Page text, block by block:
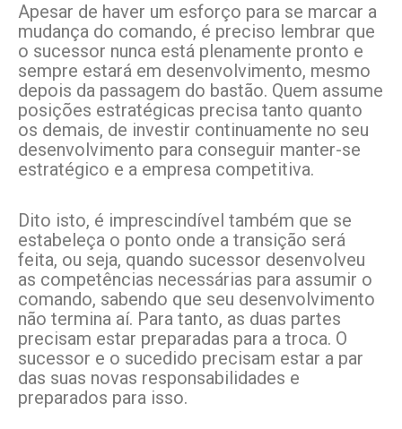
Apesar de haver um esforço para se marcar a
mudança do comando, é preciso lembrar que
o sucessor nunca está plenamente pronto e
sempre estará em desenvolvimento, mesmo
depois da passagem do bastão. Quem assume
posições estratégicas precisa tanto quanto
os demais, de investir continuamente no seu
desenvolvimento para conseguir manter-se
estratégico e a empresa competitiva.
Dito isto, é imprescindível também que se
estabeleça o ponto onde a transição será
feita, ou seja, quando sucessor desenvolveu
as competências necessárias para assumir o
comando, sabendo que seu desenvolvimento
não termina aí. Para tanto, as duas partes
precisam estar preparadas para a troca. O
sucessor e o sucedido precisam estar a par
das suas novas responsabilidades e
preparados para isso.